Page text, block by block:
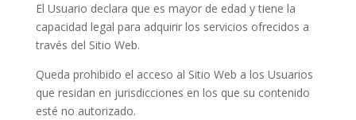
El Usuario declara que es mayor de edad y tiene la
capacidad legal para adquirir los servicios ofrecidos a
través del Sitio Web.
Queda prohibido el acceso al Sitio Web a los Usuarios
que residan en jurisdicciones en los que su contenido
esté no autorizado.